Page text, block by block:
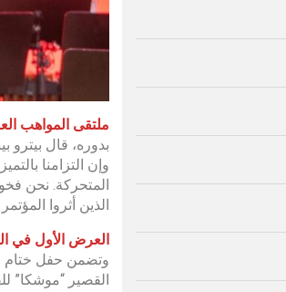
ملتقى المواهب
بدوره، قال بيترو
وإن التزامنا
المتحركة. نحن
الذين أثروا
العرض الأول في
وتضمن حفل ختام